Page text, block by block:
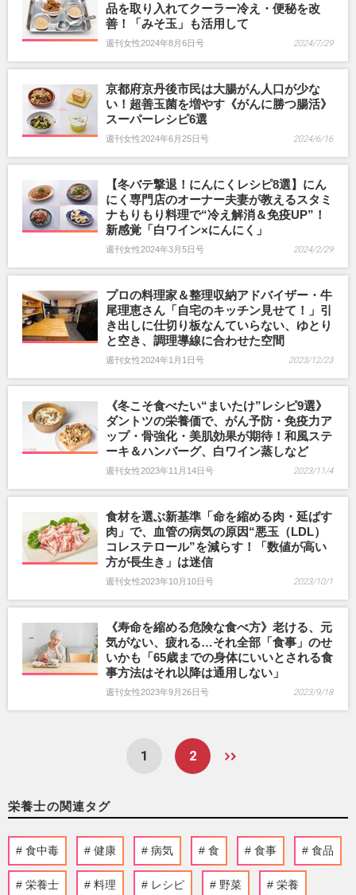
品を取り入れてクーラー冷え・便秘を改
善！「みそ玉」も活用して
週刊女性2024年8月6日号 2024/7/29
京都府京丹後市民は大腸がん人口が少な
い！超善玉菌を増やす《がんに勝つ腸活》
スーパーレシピ6選
週刊女性2024年6月25日号 2024/6/16
【冬バテ撃退！にんにくレシピ8選】にん
にく専門店のオーナー夫妻が教えるスタミ
ナもりもり料理で“冷え解消＆免疫UP”！
新感覚「白ワイン×にんにく」
週刊女性2024年3月5日号 2024/2/29
プロの料理家＆整理収納アドバイザー・牛
尾理恵さん「自宅のキッチン見せて！」引
き出しに仕切り板なんていらない、ゆとり
と空き、調理導線に合わせた空間
週刊女性2024年1月1日号 2023/12/23
《冬こそ食べたい“まいたけ”レシピ9選》
ダントツの栄養価で、がん予防・免疫力ア
ップ・骨強化・美肌効果が期待！和風ステ
ーキ＆ハンバーグ、白ワイン蒸しなど
週刊女性2023年11月14日号 2023/11/4
食材を選ぶ新基準「命を縮める肉・延ばす
肉」で、血管の病気の原因“悪玉（LDL）
コレステロール”を減らす！「数値が高い
方が長生き」は迷信
週刊女性2023年10月10日号 2023/10/1
《寿命を縮める危険な食べ方》老ける、元
気がない、疲れる…それ全部「食事」のせ
いかも「65歳までの身体にいいとされる食
事方法はそれ以降は通用しない」
週刊女性2023年9月26日号 2023/9/18
1 2
栄養士の関連タグ
食中毒 健康 病気 食 食事 食品
栄養士 料理 レシピ 野菜 栄養